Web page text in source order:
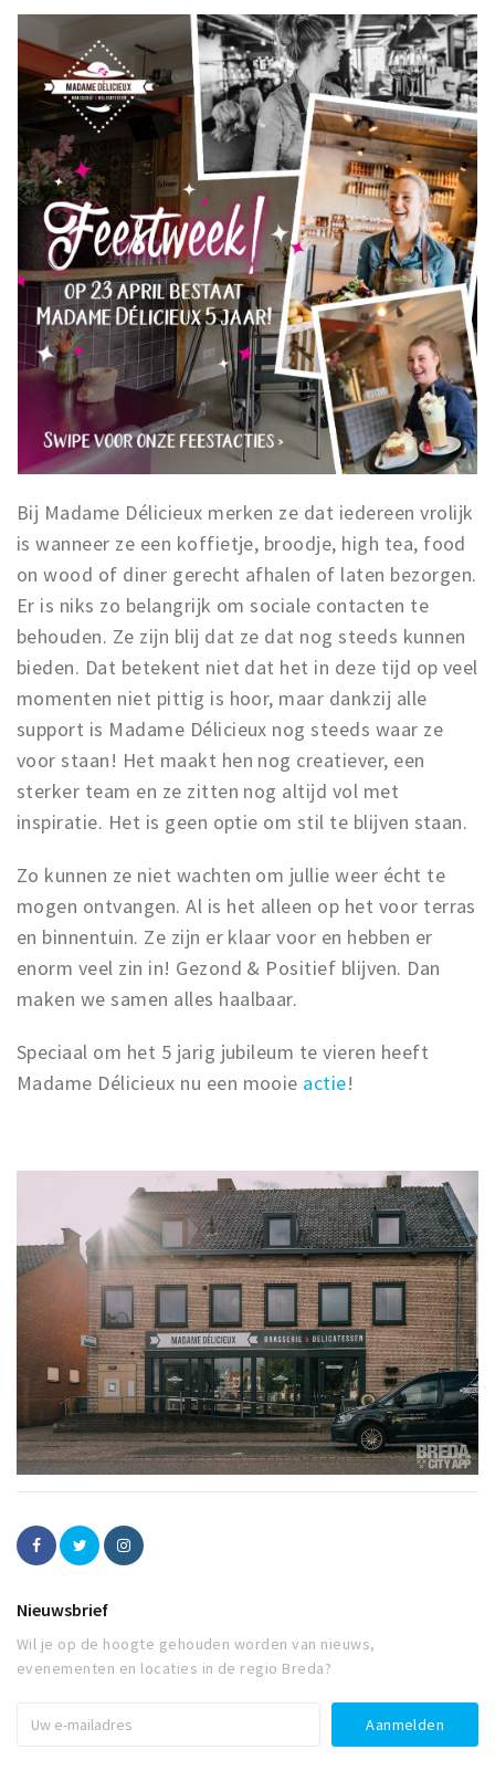
Bij Madame Délicieux merken ze dat iedereen vrolijk
is wanneer ze een koffietje, broodje, high tea, food
on wood of diner gerecht afhalen of laten bezorgen.
Er is niks zo belangrijk om sociale contacten te
behouden. Ze zijn blij dat ze dat nog steeds kunnen
bieden. Dat betekent niet dat het in deze tijd op veel
momenten niet pittig is hoor, maar dankzij alle
support is Madame Délicieux nog steeds waar ze
voor staan! Het maakt hen nog creatiever, een
sterker team en ze zitten nog altijd vol met
inspiratie. Het is geen optie om stil te blijven staan.
Zo kunnen ze niet wachten om jullie weer écht te
mogen ontvangen. Al is het alleen op het voor terras
en binnentuin. Ze zijn er klaar voor en hebben er
enorm veel zin in! Gezond & Positief blijven. Dan
maken we samen alles haalbaar.
Speciaal om het 5 jarig jubileum te vieren heeft
Madame Délicieux nu een mooie actie!
Nieuwsbrief
Wil je op de hoogte gehouden worden van nieuws,
evenementen en locaties in de regio Breda?